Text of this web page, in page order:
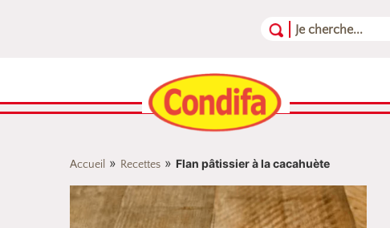
Accueil » Recettes » Flan pâtissier à la cacahuète